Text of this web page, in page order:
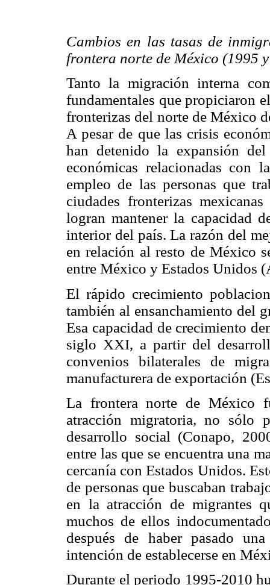
Cambios en las tasas de
frontera norte de México (1995
Tanto la migración interna
fundamentales que propiciaron
fronterizas del norte de México
A pesar de que las crisis
han detenido la expansión
económicas relacionadas
empleo de las personas que
ciudades fronterizas
logran mantener la capacidad
interior del país. La razón del
en relación al resto de México
entre México y Estados Unidos
El rápido crecimiento
también al ensanchamiento del
Esa capacidad de crecimiento
siglo XXI, a partir del
convenios bilaterales de
manufacturera de exportación
La frontera norte de México
atracción migratoria, no sólo
desarrollo social (Conapo,
entre las que se encuentra una
cercanía con Estados Unidos.
de personas que buscaban
en la atracción de migrantes
muchos de ellos
después de haber pasado
intención de establecerse en
Durante el periodo 1995-2010